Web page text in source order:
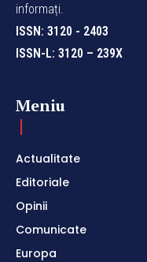
informați.
ISSN: 3120 - 2403
ISSN-L: 3120 – 239X
Meniu
Actualitate
Editoriale
Opinii
Comunicate
Europa